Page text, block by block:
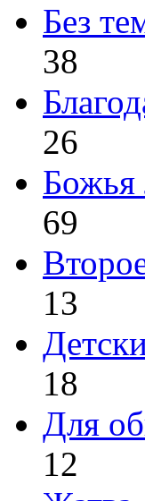
Без
38
26
Божья
69
13
18
Для
12